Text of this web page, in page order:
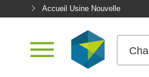
Accueil Usine Nouvelle